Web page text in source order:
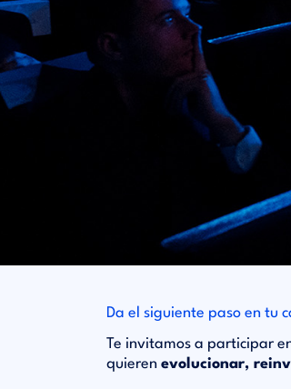
Da el siguiente paso en tu
Te invitamos a participar
quieren evolucionar,